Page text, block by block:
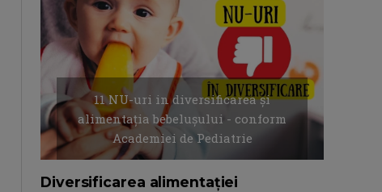
11 NU-uri in diversificarea și
alimentația bebelușului - conform
Academiei de Pediatrie
Diversificarea alimentației